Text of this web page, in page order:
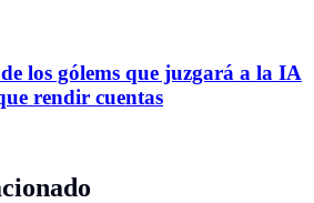
los gólems que juzgará a la IA
rendir cuentas